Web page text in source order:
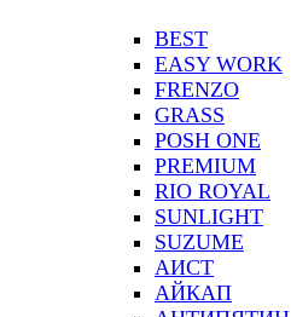
BEST
EASY WORK
FRENZO
GRASS
POSH ONE
PREMIUM
RIO ROYAL
SUNLIGHT
SUZUME
АИСТ
АЙКАП